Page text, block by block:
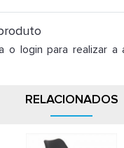
o login para realizar a
RELACIONADOS